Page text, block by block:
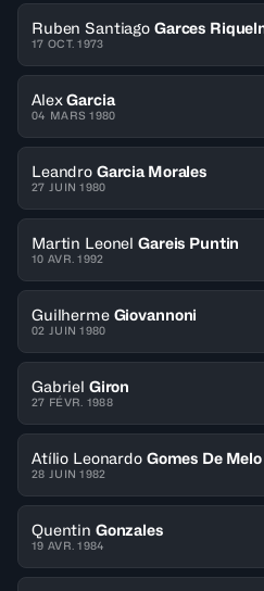
Ruben Santiago Garces
17 OCT. 1973
Alex Garcia
04 MARS 1980
Leandro Garcia Morales
27 JUIN 1980
Martin Leonel Gareis Puntin
10 AVR. 1992
Guilherme Giovannoni
02 JUIN 1980
Gabriel Giron
27 FÉVR. 1988
Atílio Leonardo Gomes De Melo
28 JUIN 1982
Quentin Gonzales
19 AVR. 1984